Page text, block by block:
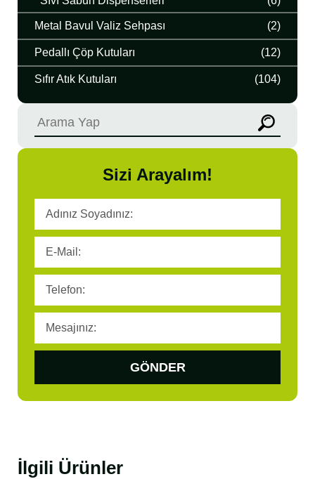
Metal Bavul Valiz Sehpası (2)
Pedallı Çöp Kutuları (12)
Sıfır Atık Kutuları (104)
Sizi Arayalım!
GÖNDER
İlgili Ürünler